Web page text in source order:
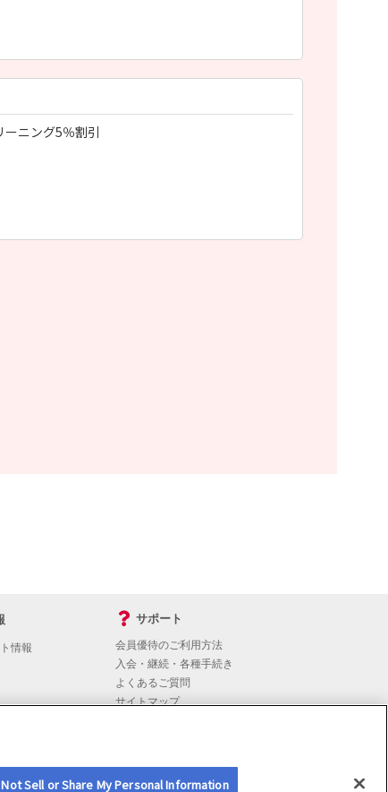
ーニング5％割引
情報
サポート
会員優待のご利用方法
入会・継続・各種手続き
よくあるご質問
サイトマップ
Sell or Share My Personal Information